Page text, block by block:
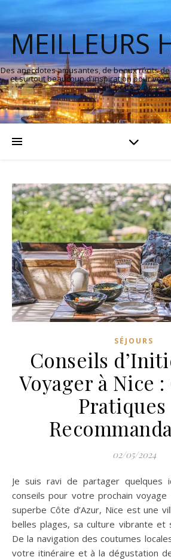
MEILLEURS
Des anecdotes amusantes, de beaux récits
et surtout beaucoup d'inspiration pour
notre blog.
SÉJOURS
Conseils
Voyager à Nice
02/05/2024
Je suis ravi de partager quelques idées précieuses et
conseils pour votre prochain voyage
superbe Côte d’Azur, Nice est une
belles plages, sa culture vibrante et
De la navigation des coutumes
votre itinéraire et à la dégustation